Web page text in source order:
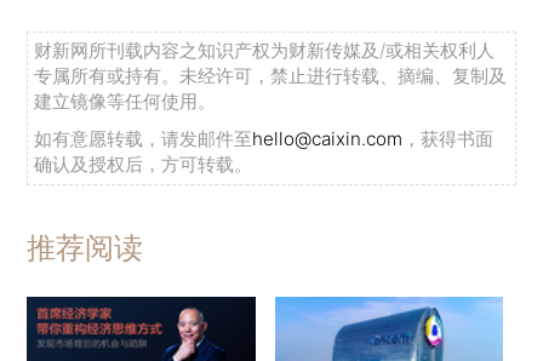
财新网所刊载内容之知识产权为财新传媒及/或相关权利人
专属所有或持有。未经许可，禁止进行转载、摘编、复制及
建立镜像等任何使用。
如有意愿转载，请发邮件至hello@caixin.com ，获得书面
确认及授权后，方可转载。
推荐阅读